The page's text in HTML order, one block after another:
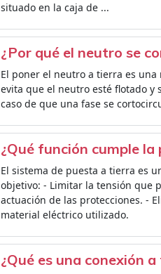
situado en la caja de ...
¿Por qué el neutro se
El poner el neutro a tierra es
evita que el neutro esté flotado y
caso de que una fase se
¿Qué función cumple
El sistema de puesta a tierra es
objetivo: - Limitar la tensión que
actuación de las protecciones. -
material eléctrico utilizado.
¿Qué es una conexión